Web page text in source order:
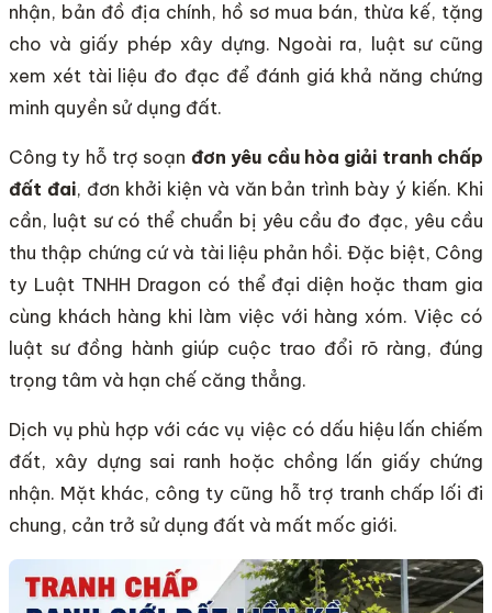
nhận, bản đồ địa chính, hồ sơ mua bán, thừa kế, tặng
cho và giấy phép xây dựng. Ngoài ra, luật sư cũng
xem xét tài liệu đo đạc để đánh giá khả năng chứng
minh quyền sử dụng đất.
Công ty hỗ trợ soạn đơn yêu cầu hòa giải tranh chấp
đất đai, đơn khởi kiện và văn bản trình bày ý kiến. Khi
cần, luật sư có thể chuẩn bị yêu cầu đo đạc, yêu cầu
thu thập chứng cứ và tài liệu phản hồi. Đặc biệt, Công
ty Luật TNHH Dragon có thể đại diện hoặc tham gia
cùng khách hàng khi làm việc với hàng xóm. Việc có
luật sư đồng hành giúp cuộc trao đổi rõ ràng, đúng
trọng tâm và hạn chế căng thẳng.
Dịch vụ phù hợp với các vụ việc có dấu hiệu lấn chiếm
đất, xây dựng sai ranh hoặc chồng lấn giấy chứng
nhận. Mặt khác, công ty cũng hỗ trợ tranh chấp lối đi
chung, cản trở sử dụng đất và mất mốc giới.